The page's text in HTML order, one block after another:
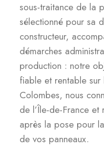
sous-traitance de la
sélectionné pour sa
constructeur,
démarches
production : notre
fiable et rentable
Colombes, nous
de l’Île-de-France
après la pose pour
de vos panneaux.